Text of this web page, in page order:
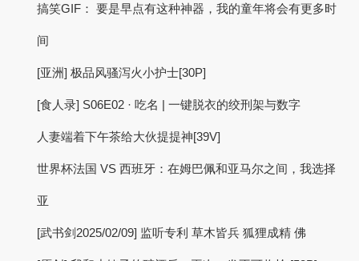
搞笑GIF： 要是早点有这种神器，我的童年将会有更多时
间
[亚洲] 极品风骚泻火小护士[30P]
[食人录] S06E02 · 吃名 | 一键脱衣的绞刑架与数字
人妻端着下午茶给大伙提提神[39V]
世界杯法国 VS 西班牙：在姆巴佩和亚马尔之间，我选择
亚
[武书剑2025/02/09] 监听专利 草木皆兵 狐狸成精 佛